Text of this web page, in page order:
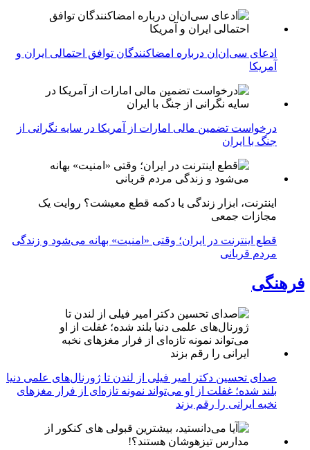
ادعای سی‌ان‌ان درباره امضاکنندگان توافق احتمالی ایران و
آمریکا
درخواست تضمین مالی امارات از آمریکا در سایه نگرانی از
جنگ با ایران
اینترنت، ابزار زندگی یا دکمه قطع معیشت؟ روایت یک
مجازات جمعی
قطع اینترنت در ایران؛ وقتی «امنیت» بهانه می‌شود و زندگی
مردم قربانی
فرهنگی
صدای تحسین دکتر امیر فیلی از لندن تا ژورنال‌های علمی دنیا
بلند شده؛ غفلت از او می‌تواند نمونه تازه‌ای از فرار مغزهای
نخبه ایرانی را رقم بزند